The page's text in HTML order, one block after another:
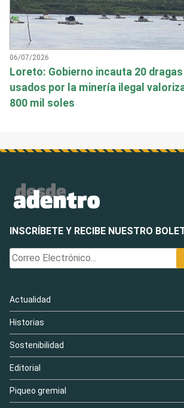
06/07/2026
Loreto: Gobierno incauta 20
usados por la minería ilegal
800 mil soles
INSCRÍBETE Y RECIBE NUESTRO
Actualidad
Historias
Sostenibilidad
Editorial
Piqueo gremial